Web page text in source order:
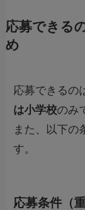
応募できる
め
応募できるの
は小学校のみ
また、以下の
す。
応募条件（重